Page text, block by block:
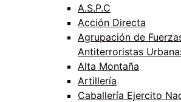
A.S.P.C
Acción Directa
Agrupación de
Antiterroristas
Alta Montaña
Artillería
Caballería Ejercito